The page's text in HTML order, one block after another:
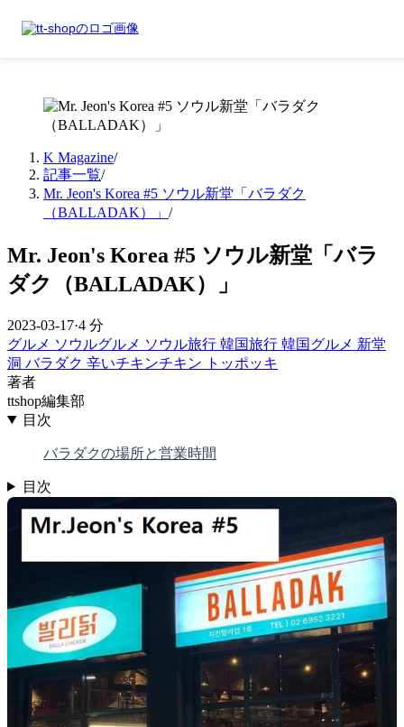
K Magazine/
記事一覧/
Mr. Jeon's Korea #5 ソウル新堂「バラダク
（BALLADAK）」 /
Mr. Jeon's Korea #5 ソウル新堂「バラ
ダク（BALLADAK）」
2023-03-17·4 分
グルメ ソウルグルメ ソウル旅行 韓国旅行 韓国グルメ 新堂
洞 バラダク 辛いチキンチキン
トッポッキ
著者
ttshop編集部
目次
バラダクの場所と営業時間
目次